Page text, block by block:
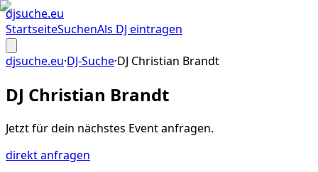
djsuche.eu
StartseiteSuchenAls DJ eintragen
djsuche.eu·DJ-Suche·DJ Christian Brandt
DJ Christian Brandt
Jetzt für dein nächstes Eventanfragen.
direkt anfragen